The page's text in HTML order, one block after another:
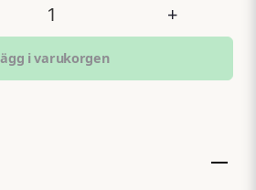
+
i varukorgen